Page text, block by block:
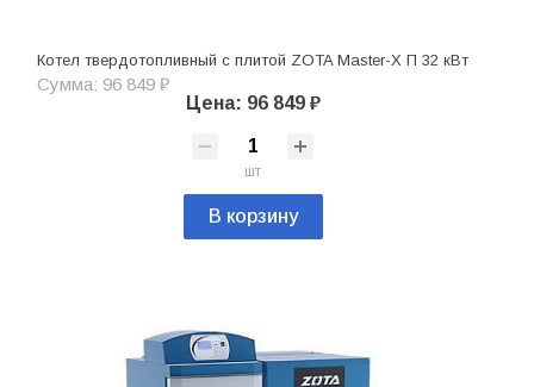
Котел твердотопливный с плитой ZOTA Master-X П 32 кВт
Сумма: 96 849 ₽
Цена: 96 849 ₽
шт
В корзину